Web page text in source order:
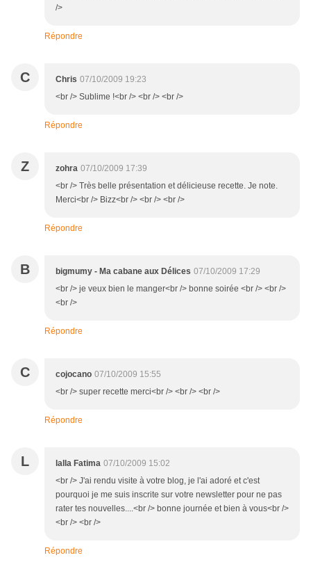
/>
Répondre
C Chris 07/10/2009 19:23
<br /> Sublime !<br /> <br /> <br />
Répondre
Z zohra 07/10/2009 17:39
<br /> Très belle présentation et délicieuse recette. Je note.
Merci<br /> Bizz<br /> <br /> <br />
Répondre
B bigmumy - Ma cabane aux Délices 07/10/2009 17:29
<br /> je veux bien le manger<br /> bonne soirée <br /> <br />
<br />
Répondre
C cojocano 07/10/2009 15:55
<br /> super recette merci<br /> <br /> <br />
Répondre
L lalla Fatima 07/10/2009 15:02
<br /> J'ai rendu visite à votre blog, je l'ai adoré et c'est
pourquoi je me suis inscrite sur votre newsletter pour ne pas
rater tes nouvelles....<br /> bonne journée et bien à vous<br />
<br /> <br />
Répondre